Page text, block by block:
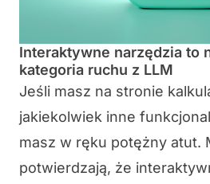
Interaktywne narzędzia to
kategoria ruchu z LLM
Jeśli masz na stronie
jakiekolwiek inne
masz w ręku potężny atut.
potwierdzają, że